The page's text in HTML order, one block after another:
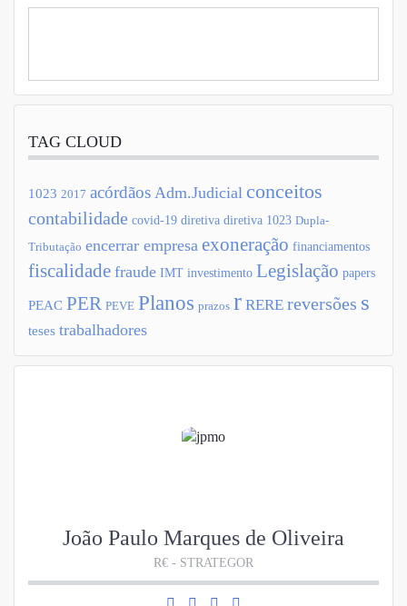
TAG CLOUD
1023 2017 acórdãos Adm.Judicial conceitos
contabilidade covid-19 diretiva diretiva 1023 Dupla-
Tributação encerrar empresa exoneração financiamentos
fiscalidade fraude IMT investimento Legislação papers
PEAC PER PEVE Planos prazos r RERE reversões s
teses trabalhadores
João Paulo Marques de Oliveira
R€ - STRATEGOR